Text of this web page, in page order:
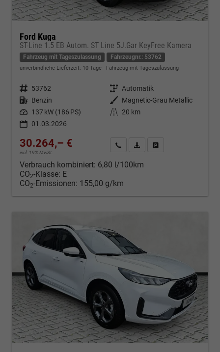
Ford Kuga
ST-Line 1.5 EB Autom. ST Line 5J.Gar KeyFree Kamera
Fahrzeug mit Tageszulassung Fahrzeugnr.: 53762
unverbindliche Lieferzeit: 10 Tage Fahrzeug mit Tageszulassung
Fahrzeugnr. 53762 Getriebe Automatik
Kraftstoff Benzin Außenfarbe
Magnetic-Grau Metallic
Leistung 137 kW (186 PS) Kilometerstand
20 km
01.03.2026
30.264,– €
incl. 19% MwSt.
Kontakt & Angebot anfordern
PDF-Datei, Fahrzeugexposé
Verbrauch kombiniert: 6,80 l/100km
CO2-Klasse: E
CO2-Emissionen: 155,00 g/km